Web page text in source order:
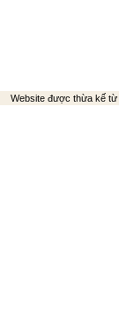
Website được thừa kế từ